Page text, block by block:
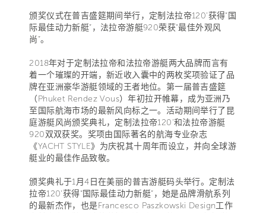
颁奖仪式在普吉盛筵期间举行，定制法拉帝120’获得“国
际最佳动力新艇”，法拉帝游艇920荣获“最佳外观风
尚”。
2018年对于定制法拉帝和法拉帝游艇两大品牌而言有
着一个璀璨的开端，新近收入囊中的两枚奖项验证了品
牌在亚洲豪华游艇领域的王者地位。第一届普吉盛筵
（Phuket Rendez Vous）年初拉开帷幕，成为亚洲乃
至国际航海市场的最新风向标之一。活动期间举行了昆
庭游艇风尚颁奖典礼，定制法拉帝120’和法拉帝游艇
920双双获奖。奖项由国际著名的航海专业杂志
《YACHT STYLE》为庆祝其十周年而设立，并向全球游
艇业的最佳作品致敬。
颁奖典礼于1月4日在美丽的普吉游艇码头举行。定制法
拉帝120’获得“国际最佳动力新艇”，她是品牌滑航系列
的最新杰作，也是Francesco Paszkowski Design工作